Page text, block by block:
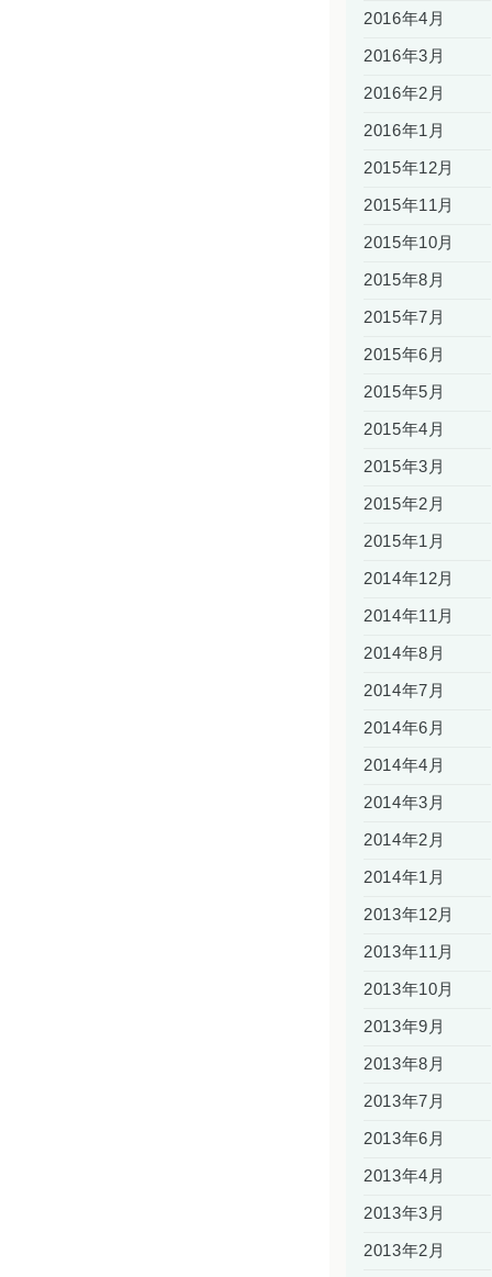
2016年4月
2016年3月
2016年2月
2016年1月
2015年12月
2015年11月
2015年10月
2015年8月
2015年7月
2015年6月
2015年5月
2015年4月
2015年3月
2015年2月
2015年1月
2014年12月
2014年11月
2014年8月
2014年7月
2014年6月
2014年4月
2014年3月
2014年2月
2014年1月
2013年12月
2013年11月
2013年10月
2013年9月
2013年8月
2013年7月
2013年6月
2013年4月
2013年3月
2013年2月